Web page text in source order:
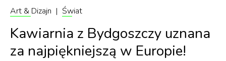
Art & Dizajn | Świat
Kawiarnia z Bydgoszczy uznana
za najpiękniejszą w Europie!